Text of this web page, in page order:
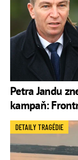
Petra Jandu
kampaň:
DETAILY TRAGÉDIE